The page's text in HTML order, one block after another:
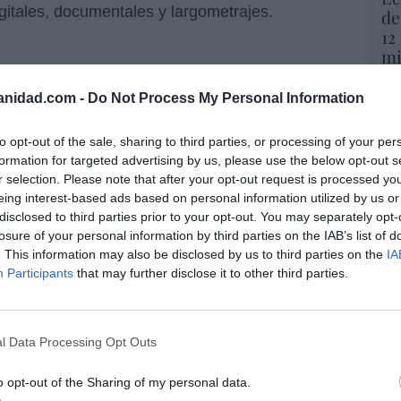
- Do Not Process My Personal Information
opt-out of the sale, sharing to third parties, or processing of your
for targeted advertising by us, please use the below opt-out
selection. Please note that after your opt-out request is processed
interest-based ads based on personal information utilized by us
to third parties prior to your opt-out. You may separately
of your personal information by third parties on the IAB’s list of
This information may also be disclosed by us to third parties on the
Participants that may further disclose it to other third parties.
Data Processing Opt Outs
opt-out of the Sharing of my personal data.
documentales y largometrajes.
este artículo?
newsletter y recibe cada dia
destacado de Hispanidad
legales
y